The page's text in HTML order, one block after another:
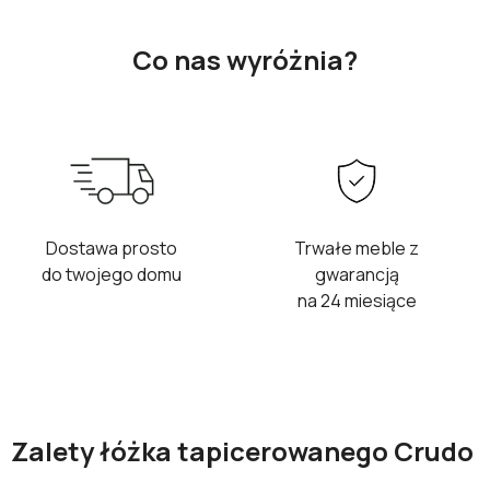
Co nas wyróżnia?
Dostawa prosto
do twojego domu
Trwałe meble z
gwarancją
na 24 miesiące
Zalety łóżka tapicerowanego Crudo